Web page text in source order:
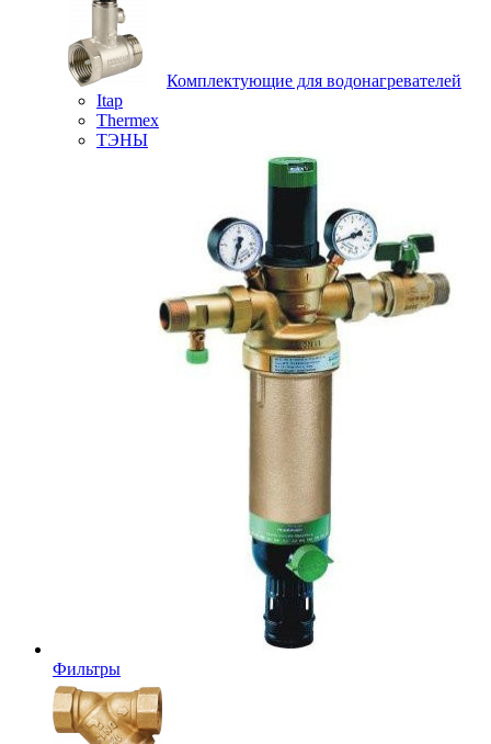
Комплектующие для водонагревателей
Itap
Thermex
ТЭНЫ
Фильтры